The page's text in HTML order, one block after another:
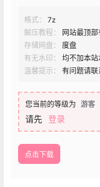
格式：
7z
解压教程：
网站最顶部
存储网盘：
度盘
有无水印：
均不加本站
温馨提示：
有问题请联
您当前的等级为 游客
请先 登录
点击下载